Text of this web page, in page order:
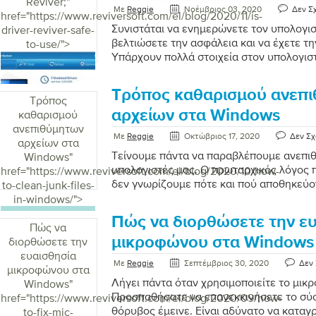
συστήματος υπολογιστή είναι αρκετά
απογοητευτική. Ωστόσο, η βραδύτητα
προκαλούνται πάντα από το
Υπάρχουν πολλοί άλλοι […]
href="https://www.reviversoft.com/el/blog/2020/11/is-
driver-reviver-safe-
to-use/">
Με Reggie Νοέμβριος 03, 2020 Δεν
Συνιστάται να ενημερώνετε τον
βελτιώσετε την ασφάλεια και να έχετε
Υπάρχουν πολλά στοιχεία στον
έχετε τα πιο πρόσφατα προγράμματα
στοιχεία, συμπεριλαμβανομένων
εφαρμογών, προγραμμάτων προστασίας
εσωτερικών στοιχείων. Δεν είναι
πάντα, καθώς οι κατασκευαστές
συνεχώς τις τελευταίες εκδόσεις κάθε
χρονοβόρα, σύγχυση και μια βαρετή
ξεπερασμένων προγραμμάτων
Τρόπος
καθαρισμού
ανεπιθύμητων
αρχείων στα
Windows"
href="https://www.reviversoft.com/el/blog/2020/10/how-
to-clean-junk-files-
in-windows/">
Τρόπος καθαρισμού
αρχείων στα Windows
Με Reggie Οκτώβριος 17, 2020 Δεν
Τείνουμε πάντα να παραβλέπουμε
υπολογιστές μας. Ο πρωταρχικός λόγος
δεν γνωρίζουμε πότε και πού
πολύ σημαντικό να καθαρίσετε
Windows. Κάθε φορά που κάνετε λήψη
ένα πρόγραμμα μέσω του Διαδικτύου,
αρχεία. Το ιστορικό περιήγησής σας, τα
χρησιμοποιούνται, τα cookie και οι
αυτήν την κατηγορία. Αυτά
φράξουν τον υπολογιστή σας. Ο […]
Πώς να
διορθώσετε την
ευαισθησία
μικροφώνου στα
Windows"
href="https://www.reviversoft.com/el/blog/2020/09/how-
to-fix-mic-
Πώς να διορθώσετε την
μικροφώνου στα Windows
Με Reggie Σεπτέμβριος 30, 2020 Δεν
Λήγει πάντα όταν χρησιμοποιείτε το
Προσπαθήσατε να επανεκκινήσετε το
θόρυβος έμεινε. Είναι αδύνατο να